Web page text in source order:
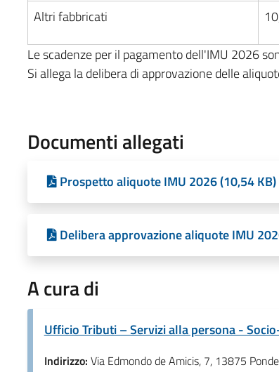
Altri fabbricati
Le scadenze per il pagamento dell'IMU 2026
Si allega la delibera di approvazione delle
Documenti allegati
Prospetto aliquote IMU 2026 (10,54 KB)
Delibera approvazione aliquote IMU
A cura di
Ufficio Tributi – Servizi alla persona -
Indirizzo: Via Edmondo de Amicis, 7, 13875